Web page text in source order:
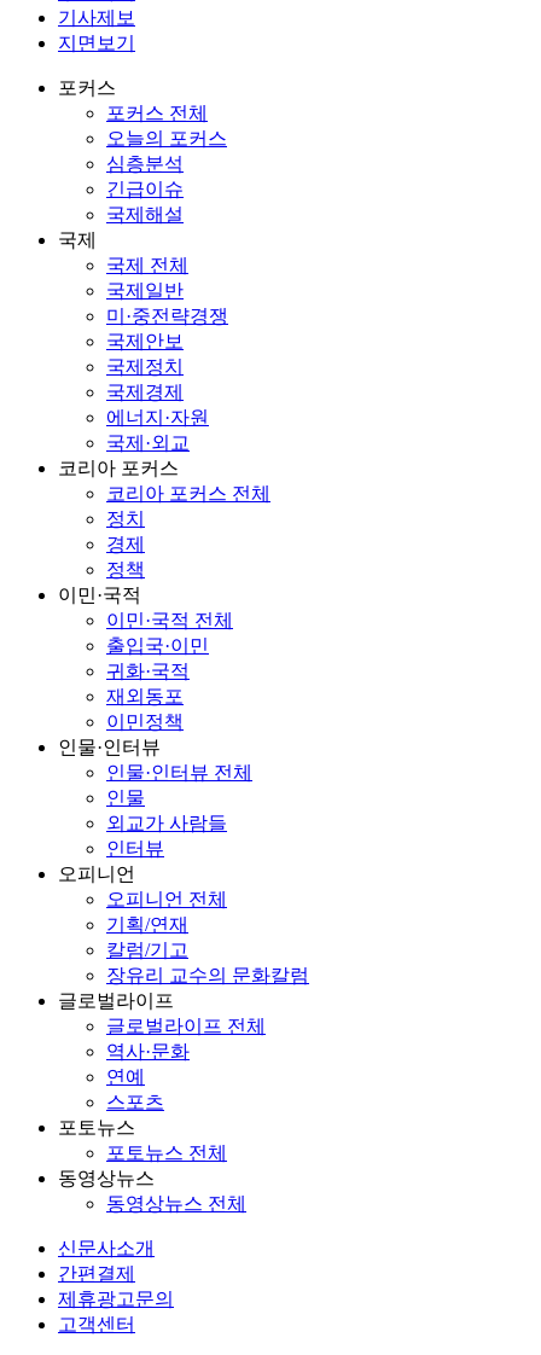
기사제보
지면보기
포커스
포커스 전체
오늘의 포커스
심층분석
긴급이슈
국제해설
국제
국제 전체
국제일반
미·중전략경쟁
국제안보
국제정치
국제경제
에너지·자원
국제·외교
코리아 포커스
코리아 포커스 전체
정치
경제
정책
이민·국적
이민·국적 전체
출입국·이민
귀화·국적
재외동포
이민정책
인물·인터뷰
인물·인터뷰 전체
인물
외교가 사람들
인터뷰
오피니언
오피니언 전체
기획/연재
칼럼/기고
장유리 교수의 문화칼럼
글로벌라이프
글로벌라이프 전체
역사·문화
연예
스포츠
포토뉴스
포토뉴스 전체
동영상뉴스
동영상뉴스 전체
신문사소개
간편결제
제휴광고문의
고객센터